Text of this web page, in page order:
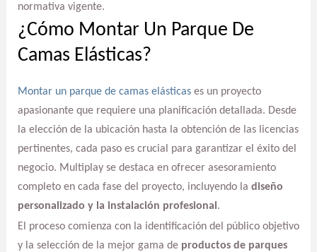
normativa vigente.
¿Cómo Montar Un Parque De
Camas Elásticas?
Montar un parque de camas elásticases un proyecto
apasionante que requiere una planificación detallada. Desde
la elección de la ubicación hasta la obtención de las licencias
pertinentes, cada paso es crucial para garantizar el éxito del
negocio. Multiplay se destaca en ofrecer asesoramiento
completo en cada fase del proyecto, incluyendo la diseño
personalizado y la instalación profesional .
El proceso comienza con la identificación del público objetivo
y la selección de la mejor gama de productos de parques